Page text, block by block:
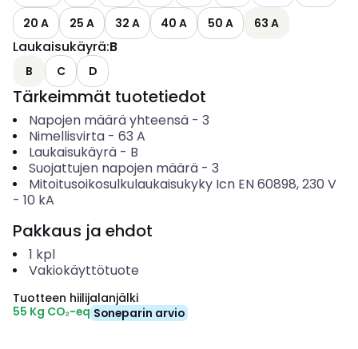
20 A
25 A 32 A 40 A 50 A 63 A
Laukaisukäyrä:B
B C D
Tärkeimmät tuotetiedot
Napojen määrä yhteensä- 3
Nimellisvirta- 63 A
Laukaisukäyrä- B
Suojattujen napojen määrä- 3
Mitoitusoikosulkulaukaisukyky Icn EN 60898, 230 V
- 10 kA
Pakkaus ja ehdot
1 kpl
Vakiokäyttötuote
Tuotteen hiilijalanjälki
55 Kg CO₂-eq Soneparin arvio